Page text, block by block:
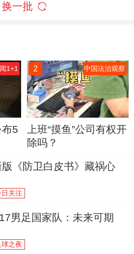
换一批
1+1
5
2 中国法治观察
上班“摸鱼”公司有权开
除吗？
版《防卫白皮书》藏祸心
日关注
男足国家队：未来可期
球之夜